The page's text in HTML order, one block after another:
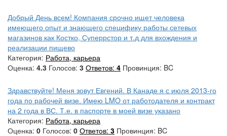
Добрый День всем! Компания срочно ищет человека
имеющего опыт и знающего специфику работы сетевых
магазинов как Костко, Суперрстор и т.д для вхождения и
реализации пищево
Категория: Работа, карьера
Оценка: 4.3 Голосов: 3 Ответов: 4 Провинция: BC
Здравствуйте! Меня зовут Евгений. В Канаде я с июля 2013-го
года по рабочей визе. Имею LMO от работодателя и контракт
на 2 года в ВС. Т.е. в паспорте в моей визе указано
Категория: Работа, карьера
Оценка: 0 Голосов: 0 Ответов: 3 Провинция: BC